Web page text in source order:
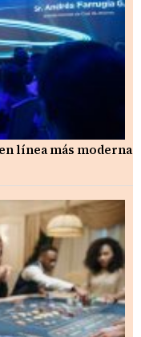
línea más moderna